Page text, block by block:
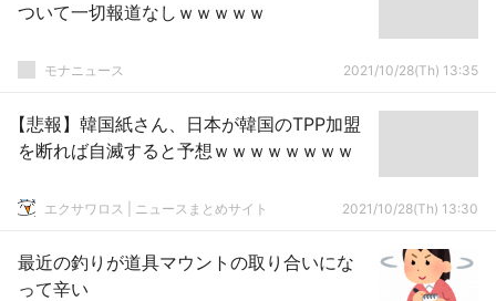
ついて一切報道なしｗｗｗｗｗ
モナニュース 2021/10/28(Th) 13:35
【悲報】韓国紙さん、日本が韓国のTPP加盟
を断れば自滅すると予想ｗｗｗｗｗｗｗｗ
エクサワロス | ニュースまとめサイト 2021/10/28(Th) 13:30
最近の釣りが道具マウントの取り合いにな
って辛い